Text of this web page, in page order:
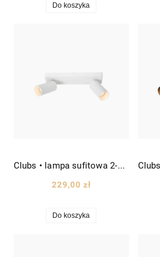
Do koszyka
Clubs • lampa sufitowa 2-punktowa reflektory ruchome dł. 31cm biała
229,00 zł
Do koszyka